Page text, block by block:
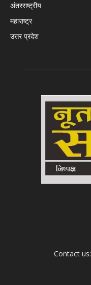
अंतरराष्ट्रीय
महाराष्ट्र
उत्तर प्रदेश
Contact us: